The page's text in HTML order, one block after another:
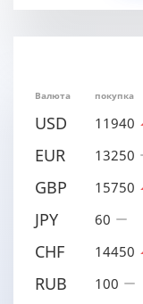
Валюта покупка
USD 11940
EUR 13250
GBP 15750
JPY 60
CHF 14450
RUB 100